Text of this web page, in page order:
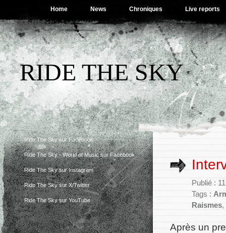
Home News Chroniques Live reports
RIDE THE SKY
Ride The Sky sur Facebook
Ride The Sky - World of Music sur Facebook
Ride The Sky sur Instagram
Ride The Sky sur X/Twitter
Ride The Sky sur YouTube
Publié :
Tags :
Raismes,
Après un